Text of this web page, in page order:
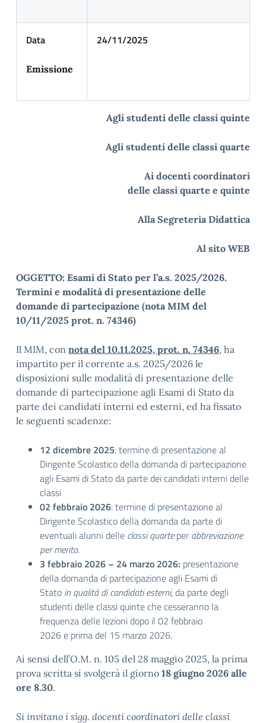
Data
Emissione
24/11/2025
Agli studenti delle classi quinte
Agli studenti delle classi quarte
Ai docenti coordinatori
delle classi quarte e quinte
Alla Segreteria Didattica
Al sito WEB
OGGETTO: Esami di Stato per l’a.s. 2025/2026.
Termini e modalità di presentazione delle
domande di partecipazione (nota MIM del
10/11/2025 prot. n. 74346)
Il MIM, con nota del 10.11.2025, prot. n. 74346, ha
impartito per il corrente a.s. 2025/2026 le
disposizioni sulle modalità di presentazione delle
domande di partecipazione agli Esami di Stato da
parte dei candidati interni ed esterni, ed ha fissato
le seguenti scadenze:
12 dicembre 2025: termine di presentazione al
Dirigente Scolastico della domanda di partecipazione
agli Esami di Stato da parte dei candidati interni delle
classi
02 febbraio 2026: termine di presentazione al
Dirigente Scolastico della domanda da parte di
eventuali alunni delle classi quarteperabbreviazione
per merito.
3 febbraio 2026 – 24 marzo 2026: presentazione
della domanda di partecipazione agli Esami di
Stato in qualità di candidati esterni, da parte degli
studenti delle classi quinte che cesseranno la
frequenza delle lezioni dopo il 02 febbraio
2026 e prima del 15 marzo 2026.
Ai sensi dell’O.M. n. 105 del 28 maggio 2025, la prima
prova scritta si svolgerà il giorno 18 giugno 2026 alle
ore 8.30.
Si invitano i sigg. docenti coordinatori delle classi